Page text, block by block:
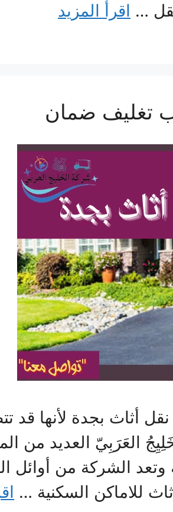
… اقرأ المزيد
تغليف ضمان
أثاث بجدة لأنها قد
العَرَبِيّ العديد من
وتعد الشركة من
للاماكن السكنية …